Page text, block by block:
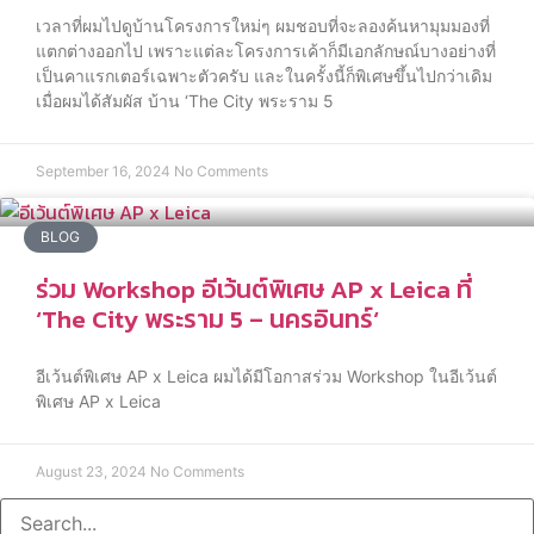
เวลาที่ผมไปดูบ้านโครงการใหม่ๆ ผมชอบที่จะลองค้นหามุมมองที่
แตกต่างออกไป เพราะแต่ละโครงการเค้าก็มีเอกลักษณ์บางอย่างที่
เป็นคาแรกเตอร์เฉพาะตัวครับ และในครั้งนี้ก็พิเศษขึ้นไปกว่าเดิม
เมื่อผมได้สัมผัส บ้าน ‘The City พระราม 5
September 16, 2024 No Comments
BLOG
ร่วม Workshop อีเว้นต์พิเศษ AP x Leica ที่
‘The City พระราม 5 – นครอินทร์‘
อีเว้นต์พิเศษ AP x Leica ผมได้มีโอกาสร่วม Workshop ในอีเว้นต์
พิเศษ AP x Leica
August 23, 2024 No Comments